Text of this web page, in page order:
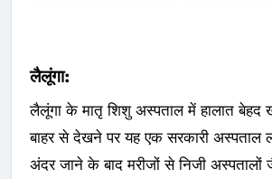
लैलूंगा:
लैलूंगा के मातृ शिशु अस्पताल में हालात बेहद खराब हो चुके हैं।
बाहर से देखने पर यह एक सरकारी अस्पताल
अंदर जाने के बाद मरीजों से निजी अस्पतालों